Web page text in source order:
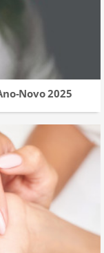
Novo 2025